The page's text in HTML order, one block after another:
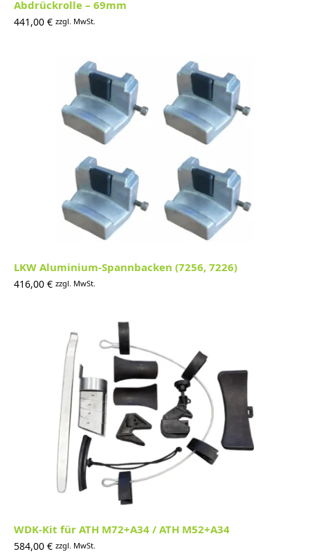
Abdrückrolle – 69mm
441,00 € zzgl. MwSt.
LKW Aluminium-Spannbacken (7256, 7226)
416,00 € zzgl. MwSt.
WDK-Kit für ATH M72+A34 / ATH M52+A34
584,00 € zzgl. MwSt.